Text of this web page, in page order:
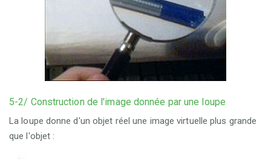
5-2/ Construction de l'image donnée par une loupe
La loupe donne d'un objet réel une image virtuelle plus grande
que l'objet :